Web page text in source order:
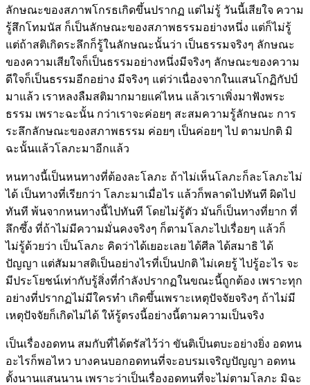
ลักษณะของสภาพโกรธเกิดขึ้นปรากฏ แต่ไม่รู้ วันนี้เสียใจ ความ
รู้สึกโทมนัส ก็เป็นลักษณะของสภาพธรรมอย่างหนึ่ง แต่ก็ไม่รู้
แต่ถ้าสติเกิดระลึกก็รู้ในลักษณะนั้นว่า เป็นธรรมจริงๆ ลักษณะ
ของความเสียใจก็เป็นธรรมอย่างหนึ่งมีจริงๆ ลักษณะของความ
ดีใจก็เป็นธรรมอีกอย่าง มีจริงๆ แต่ว่าเนื่องจากในแสนโกฏิกัปป์
มาแล้ว เราหลงลืมสติมากมายแค่ไหน แล้วเราเพิ่งมาฟังพระ
ธรรม เพราะฉะนั้น กว่าเราจะค่อยๆ สะสมความรู้ลักษณะ การ
ระลึกลักษณะของสภาพธรรม ค่อยๆ เป็นค่อยๆ ไป ตามปกติ มิ
ฉะนั้นแล้วโลภะมาอีกแล้ว
หนทางนี้เป็นหนทางที่ต้องละโลภะ ถ้าไม่เห็นโลภะก็ละโลภะไม่
ได้ เป็นทางที่เรียกว่า โลภะมาเมื่อไร แล้วก็พลาดไปทันที ผิดไป
ทันที พ้นจากหนทางนี้ไปทันที โดยไม่รู้ตัว มันก็เป็นทางที่ยาก ที่
ลึกซึ้ง ที่ถ้าไม่มีความมั่นคงจริงๆ ก็ตามโลภะไปเรื่อยๆ แล้วก็
ไม่รู้ด้วยว่า เป็นโลภะ คิดว่าได้เยอะเลย ได้ศีล ได้สมาธิ ได้
ปัญญา แต่สัมมาสติเป็นอย่างไรที่เป็นปกติ ไม่เคยรู้ ไปรู้อะไร จะ
มีประโยชน์เท่ากับรู้สิ่งที่กำลังปรากฏในขณะนี้ถูกต้อง เพราะทุก
อย่างที่ปรากฏไม่มีใครทำ เกิดขึ้นเพราะเหตุปัจจัยจริงๆ ถ้าไม่มี
เหตุปัจจัยก็เกิดไม่ได้ ให้รู้ตรงนี้อย่างนี้ตามความเป็นจริง
เป็นเรื่องอดทน สมกับที่ได้ตรัสไว้ว่า ขันติเป็นตบะอย่างยิ่ง อดทน
อะไรก็พอไหว บางคนบอกอดทนที่จะอบรมเจริญปัญญา อดทน
ตั้งนานแสนนาน เพราะว่าเป็นเรื่องอดทนที่จะไม่ตามโลภะ มิฉะ